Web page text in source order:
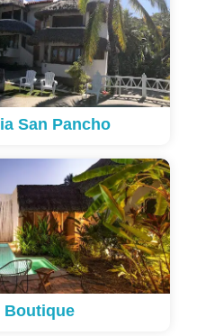
San Pancho
Boutique